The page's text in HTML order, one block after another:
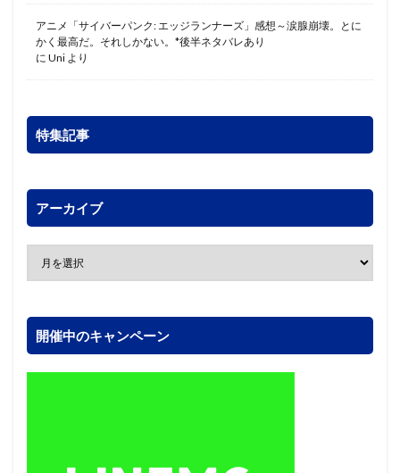
アニメ「サイバーパンク: エッジランナーズ」感想～涙腺崩壊。とに
かく最高だ。それしかない。*後半ネタバレあり
に Uni より
特集記事
アーカイブ
開催中のキャンペーン